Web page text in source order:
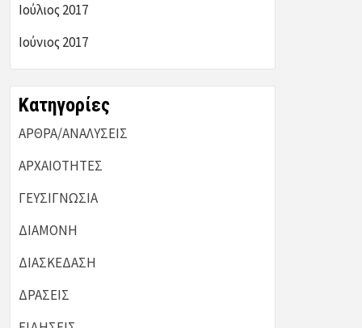
Ιούλιος 2017
Ιούνιος 2017
Kατηγορίες
ΑΡΘΡΑ/ΑΝΑΛΥΣΕΙΣ
ΑΡΧΑΙΟΤΗΤΕΣ
ΓΕΥΣΙΓΝΩΣΙΑ
ΔΙΑΜΟΝΗ
ΔΙΑΣΚΕΔΑΣΗ
ΔΡΑΣΕΙΣ